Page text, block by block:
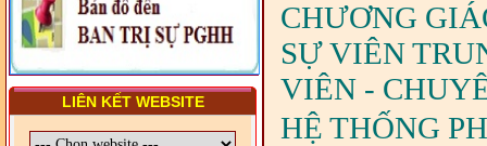
LIÊN KẾT WEBSITE
CHƯƠNG
SỰ VIÊN
VIÊN -
HỆ THỐNG